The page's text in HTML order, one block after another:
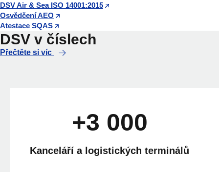
DSV Air & Sea ISO 14001:2015
Osvědčení AEO
Atestace SQAS
DSV v číslech
Přečtěte si víc
+3 000
Kanceláří a logistických terminálů